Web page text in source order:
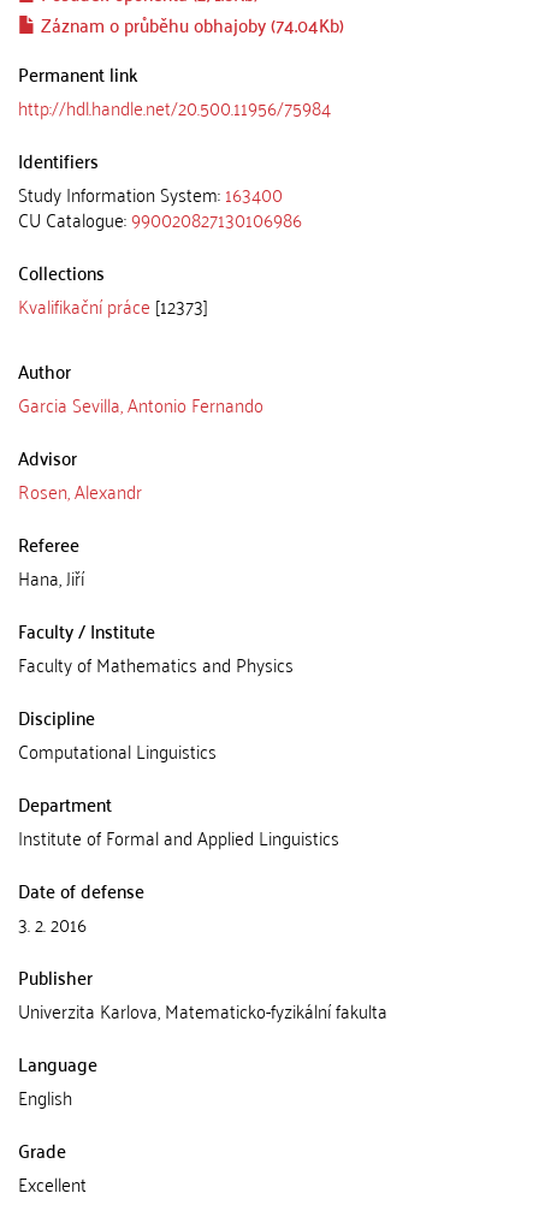
Záznam o průběhu obhajoby (74.04Kb)
Permanent link
http://hdl.handle.net/20.500.11956/75984
Identifiers
Study Information System:163400
CU Catalogue:990020827130106986
Collections
Kvalifikační práce [12373]
Author
Garcia Sevilla, Antonio Fernando
Advisor
Rosen, Alexandr
Referee
Hana, Jiří
Faculty / Institute
Faculty of Mathematics and Physics
Discipline
Computational Linguistics
Department
Institute of Formal and Applied Linguistics
Date of defense
3. 2. 2016
Publisher
Univerzita Karlova, Matematicko-fyzikální fakulta
Language
English
Grade
Excellent